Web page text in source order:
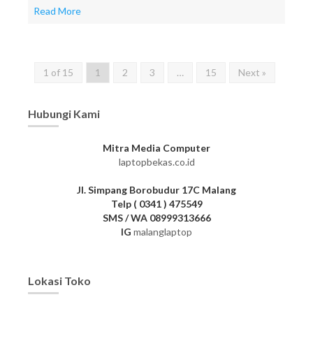
Read More
1 of 15 1 2 3 … 15 Next »
Hubungi Kami
Mitra Media Computer
laptopbekas.co.id
Jl. Simpang Borobudur 17C Malang
Telp ( 0341 ) 475549
SMS / WA 08999313666
IG malanglaptop
Lokasi Toko